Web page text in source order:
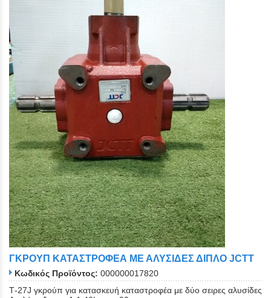
ΓΚΡΟΥΠ ΚΑΤΑΣΤΡΟΦΕΑ ΜΕ ΑΛΥΣΙΔΕΣ ΔΙΠΛΟ JCTT
Κωδικός Προϊόντος: 000000017820
Τ-27J γκρούπ για κατασκευή καταστροφέα με δύο σειρες αλυσίδες